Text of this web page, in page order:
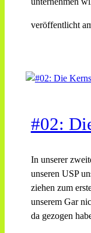
veröffentlicht
#02:
In unserer
unseren USP
ziehen zum
unserem Gar
da gezogen